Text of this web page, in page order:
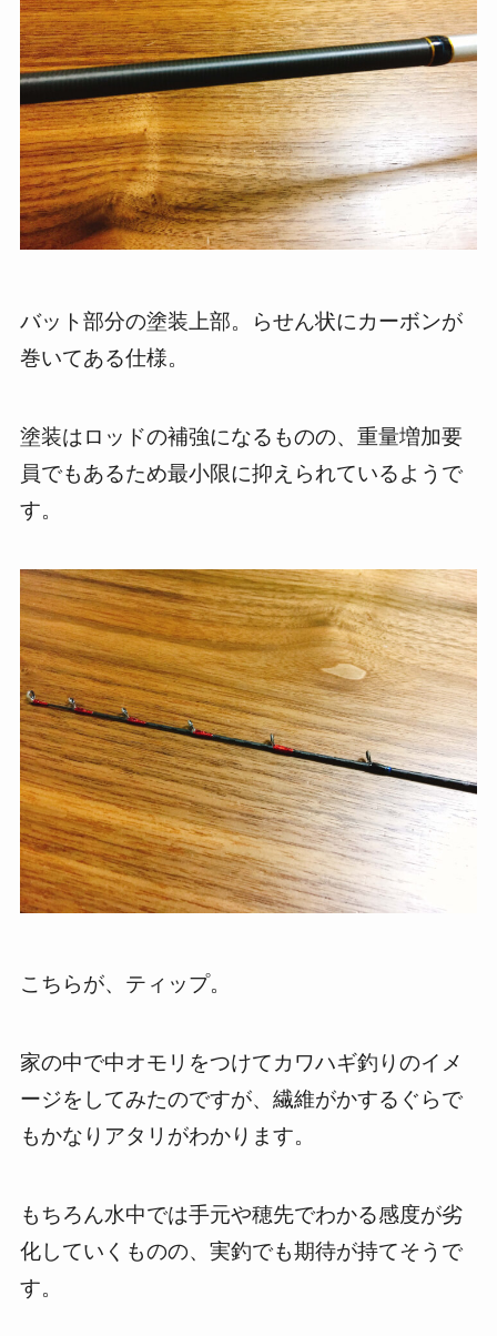
バット部分の塗装上部。らせん状にカーボンが
巻いてある仕様。
塗装はロッドの補強になるものの、重量増加要
員でもあるため最小限に抑えられているようで
す。
こちらが、ティップ。
家の中で中オモリをつけてカワハギ釣りのイメ
ージをしてみたのですが、繊維がかするぐらで
もかなりアタリがわかります。
もちろん水中では手元や穂先でわかる感度が劣
化していくものの、実釣でも期待が持てそうで
す。